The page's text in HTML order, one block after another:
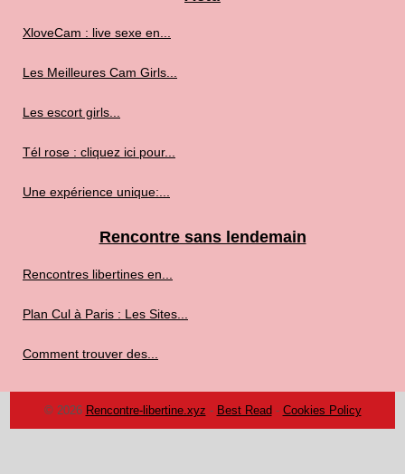
XloveCam : live sexe en...
Les Meilleures Cam Girls...
Les escort girls...
Tél rose : cliquez ici pour...
Une expérience unique:...
Rencontre sans lendemain
Rencontres libertines en...
Plan Cul à Paris : Les Sites...
Comment trouver des...
© 2026 Rencontre-libertine.xyz - Best Read - Cookies Policy